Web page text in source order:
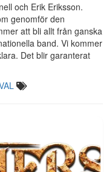
och Erik Eriksson.
genomför den
att bli allt från ganska
band. Vi kommer
Det blir garanterat